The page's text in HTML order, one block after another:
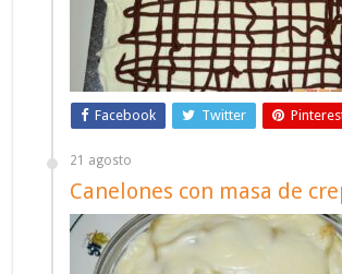
Facebook Twitter
21 agosto
Canelones con masa de